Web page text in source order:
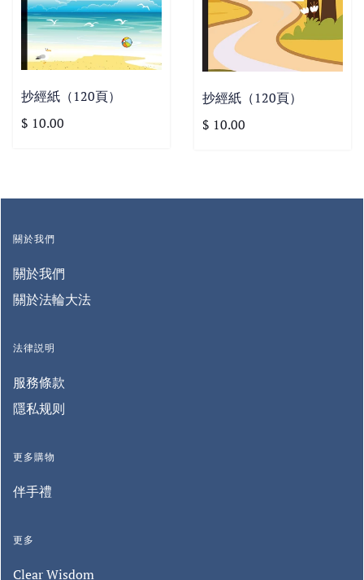
抄經紙（120頁）
$ 10.00
抄經紙（120頁）
$ 10.00
關於我們
關於我們
關於法輪大法
法律説明
服務條款
隱私规则
更多購物
伴手禮
更多
Clear Wisdom